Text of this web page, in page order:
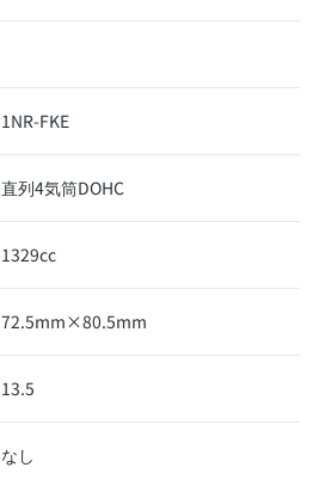
1NR-FKE
直列4気筒DOHC
1329cc
72.5mm×80.5mm
13.5
なし